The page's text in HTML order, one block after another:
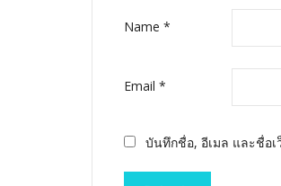
Name *
Email *
บันทึกชื่อ, อีเมล และชื่อ